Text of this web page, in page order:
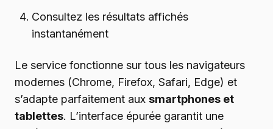
Consultez les résultats affichés
instantanément
Le service fonctionne sur tous les navigateurs
modernes (Chrome, Firefox, Safari, Edge) et
s’adapte parfaitement aux smartphones et
tablettes. L’interface épurée garantit une